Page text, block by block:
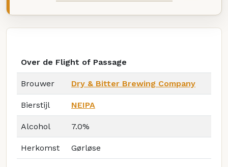
Over de Flight of Passage
Brouwer Dry & Bitter Brewing Company
Bierstijl NEIPA
Alcohol 7.0%
Herkomst Gørløse